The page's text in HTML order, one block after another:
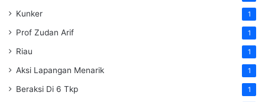
Kunker 1
Prof Zudan Arif 1
Riau 1
Aksi Lapangan Menarik 1
Beraksi Di 6 Tkp 1